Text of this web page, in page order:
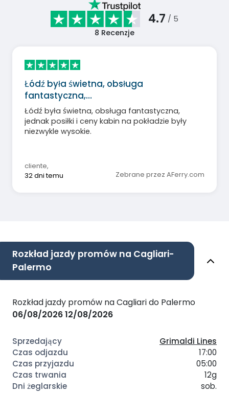
4.7 / 5
8 Recenzje
Łódź była świetna, obsługa
fantastyczna,…
Łódź była świetna, obsługa fantastyczna,
jednak posiłki i ceny kabin na pokładzie były
niezwykle wysokie.
cliente,
32 dni temu
Zebrane przez AFerry.com
Rozkład jazdy promów na Cagliari-
Palermo
Rozkład jazdy promów na Cagliari do Palermo
06/08/202612/08/2026
Grimaldi Lines
17:00
05:00
12g
sob.